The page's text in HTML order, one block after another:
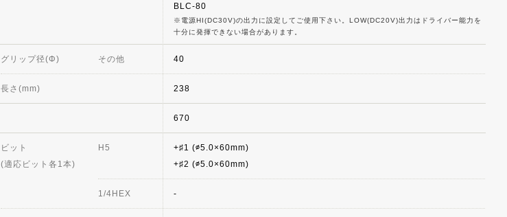
グリップ径(Φ) その他
長さ(mm)
ビット
(適応ビット各1本)
H5
1/4HEX
BLC-80
電源HI(DC30V)の出力に設定してご使用下さい。LOW(DC20V)出力はドライバー能力を
十分に発揮できない場合があります。
40
238
670
+♯1 (∅5.0×60mm)
+♯2 (∅5.0×60mm)
-